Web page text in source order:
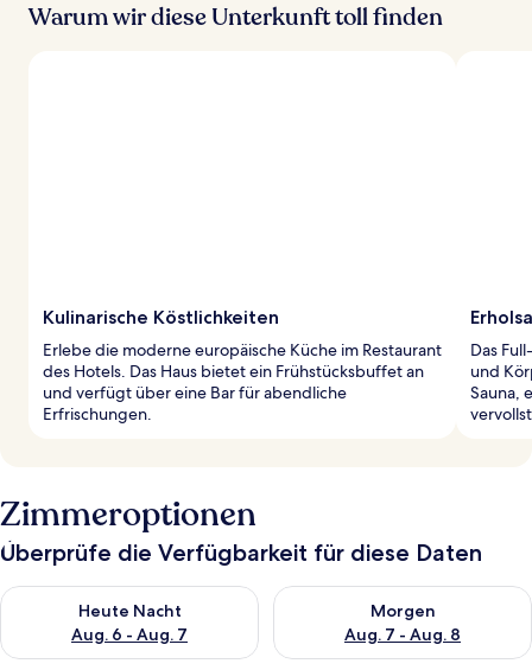
Warum wir diese Unterkunft toll finden
Kulinarische Köstlichkeiten
Erlebe die moderne europäische Küche im Restaurant
des Hotels. Das Haus bietet ein Frühstücksbuffet an
und verfügt über eine Bar für abendliche
Erfrischungen.
Das
und
Sauna,
Zimmeroptionen
Überprüfe die Verfügbarkeit für diese Daten
Heute Nacht
Aug. 6 - Aug. 7
Überprüfe die Verfügbarkeit für heute Nacht, Aug. 6 - Aug. 7.
Morgen
Aug. 7 - Aug. 8
Überprüfe die Verfügbarkeit